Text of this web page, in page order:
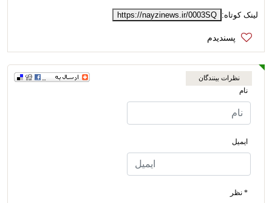
لینک کوتاه: https://nayzinews.ir/0003SQ
نظرات بینندگان
نام
ایمیل
* نظر